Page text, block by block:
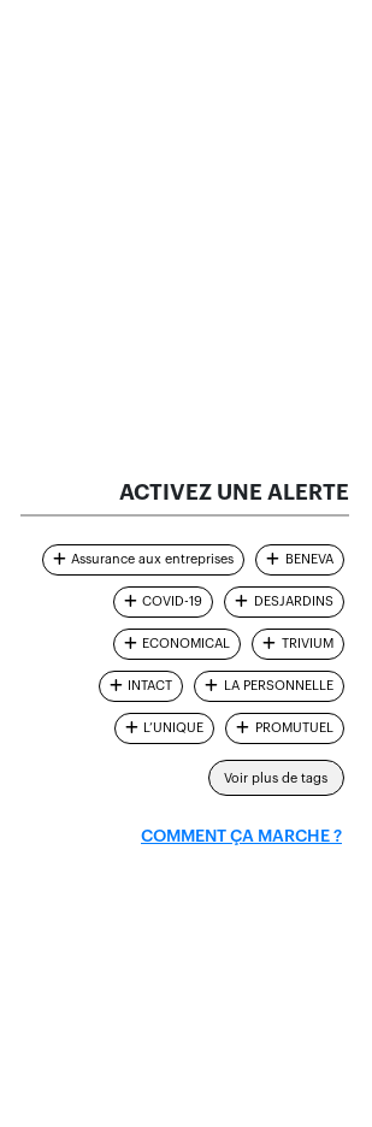
ACTIVEZ UNE ALERTE
Assurance aux entreprises BENEVA
COVID-19 DESJARDINS
ECONOMICAL TRIVIUM
INTACT LA PERSONNELLE
L’UNIQUE PROMUTUEL
Voir plus de tags
COMMENT ÇA MARCHE ?